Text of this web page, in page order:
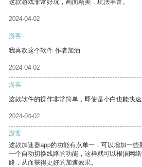
这款游戏非常好玩，画面精美，玩法丰富。
2024-04-02
游客
我喜欢这个软件 作者加油
2024-04-02
游客
这款软件的操作非常简单，即使是小白也能快速
2024-04-02
游客
这款加速器app的功能有点单一，可以增加一些
一个自动切换线路的功能，这样就可以根据网
路，从而获得更好的加速效果。